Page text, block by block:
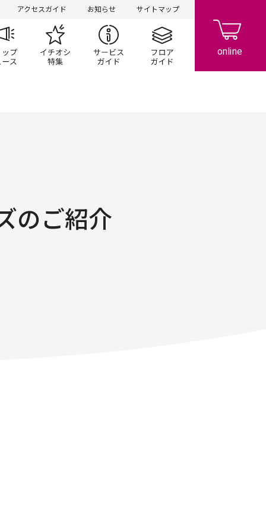
アクセスガイド お知らせ サイトマップ
ン一覧 ショップニュースイチオシ特集 サービスガイドフロアガイド
のご紹介